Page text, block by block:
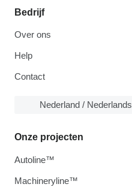
Bedrijf
Over ons
Help
Contact
Nederland / Nederlands
Onze projecten
Autoline™
Machineryline™